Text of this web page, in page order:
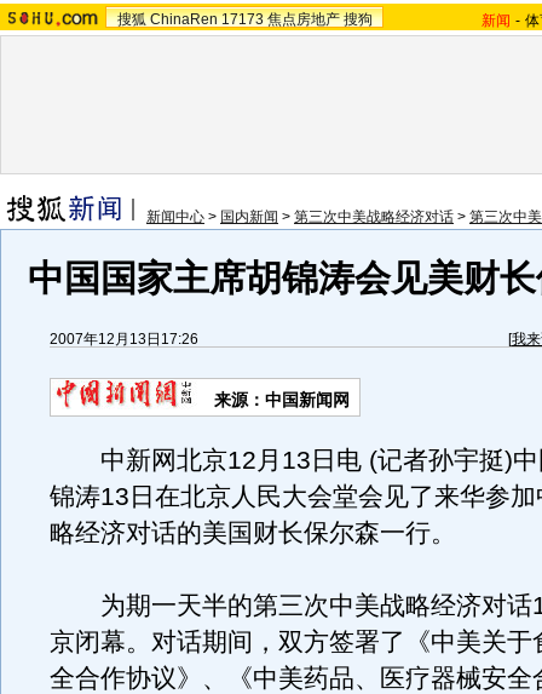
搜狐 ChinaRen 17173 焦点房地产 搜狗 新闻 -
新闻中心 > 国内新闻 > 第三次中美战略经济对话 > 第三次中
中国国家主席胡锦涛会见美财
2007年12月13日17:26 [我
来源：中国新闻网
中新网北京12月13日电 (记者孙宇挺)中
锦涛13日在北京人民大会堂会见了来华参
略经济对话的美国财长保尔森一行。
为期一天半的第三次中美战略经济对话
京闭幕。对话期间，双方签署了《中美关于
全合作协议》、《中美药品、医疗器械安全